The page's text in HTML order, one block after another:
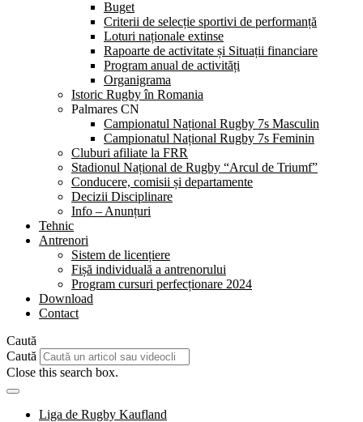
Buget
Criterii de selecție sportivi de performanță
Loturi naționale extinse
Rapoarte de activitate și Situații financiare
Program anual de activități
Organigrama
Istoric Rugby în Romania
Palmares CN
Campionatul Național Rugby 7s Masculin
Campionatul Național Rugby 7s Feminin
Cluburi afiliate la FRR
Stadionul Național de Rugby “Arcul de Triumf”
Conducere, comisii și departamente
Decizii Disciplinare
Info – Anunțuri
Tehnic
Antrenori
Sistem de licențiere
Fișă individuală a antrenorului
Program cursuri perfecționare 2024
Download
Contact
Caută
Caută
Close this search box.
Liga de Rugby Kaufland